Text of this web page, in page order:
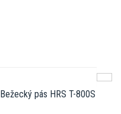
Bežecký pás HRS T-800S